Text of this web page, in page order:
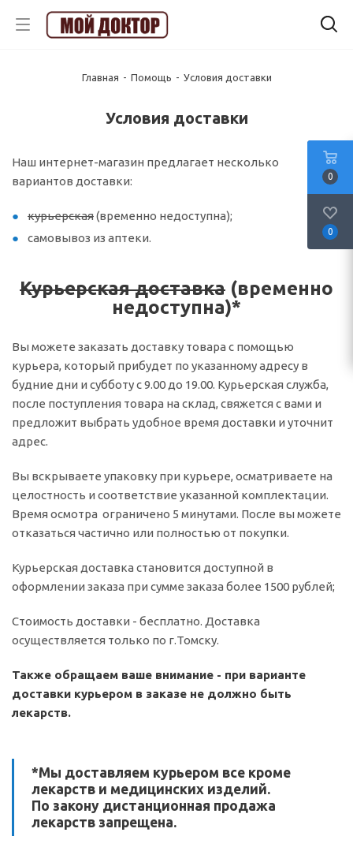
Главная - Помощь - Условия доставки
Условия доставки
Наш интернет-магазин предлагает несколько
вариантов доставки:
курьерская(временно недоступна);
самовывоз из аптеки.
Курьерская доставка (временно
недоступна)*
Вы можете заказать доставку товара с помощью
курьера, который прибудет по указанному адресу в
будние дни и субботу с 9.00 до 19.00. Курьерская служба,
после поступления товара на склад, свяжется с вами и
предложит выбрать удобное время доставки и уточнит
адрес.
Вы вскрываете упаковку при курьере, осматриваете на
целостность и соответствие указанной комплектации.
Время осмотра ограничено 5 минутами. После вы можете
отказаться частично или полностью от покупки.
Курьерская доставка становится доступной в
оформлении заказа при сумме заказа более 1500 рублей;
Стоимость доставки - бесплатно. Доставка
осуществляется только по г.Томску.
Также обращаем ваше внимание - при варианте
доставки курьером в заказе не должно быть
лекарств.
*Мы доставляем курьером все кроме
лекарств и медицинских изделий.
По закону дистанционная продажа
лекарств запрещена.
0
0